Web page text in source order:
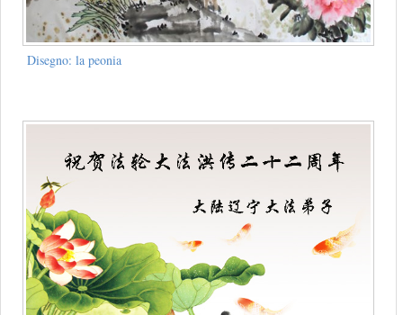
Disegno: la peonia